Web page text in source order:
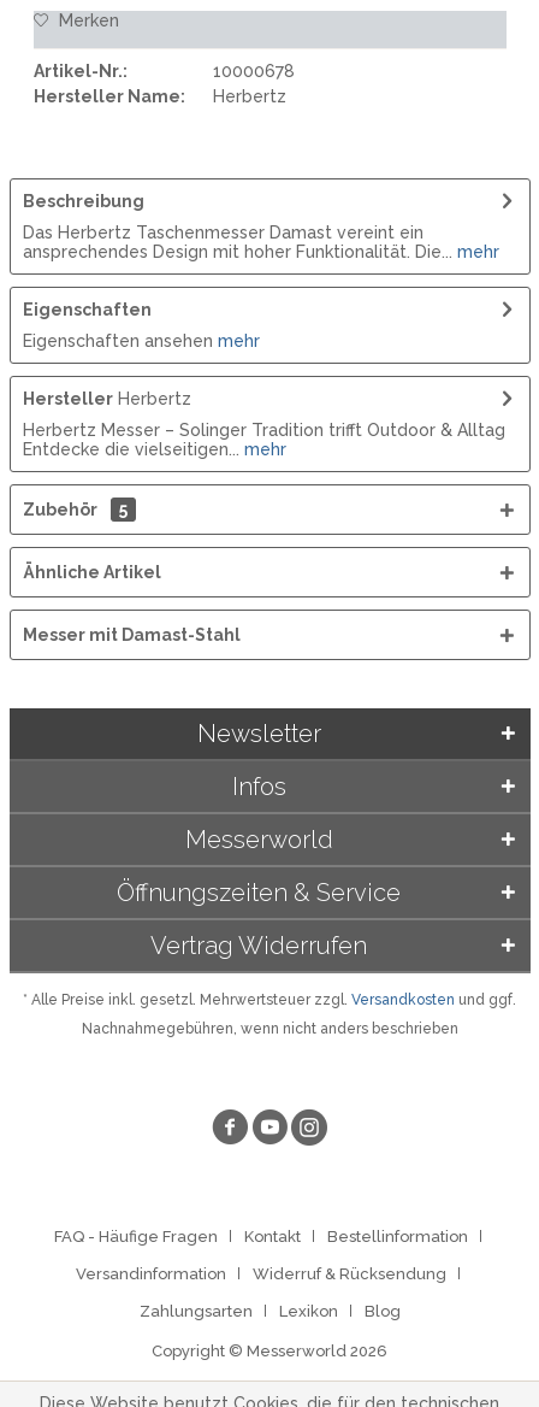
Merken
Artikel-Nr.:
10000678
Hersteller Name:
Herbertz
Beschreibung
Das Herbertz Taschenmesser Damast vereint ein
ansprechendes Design mit hoher Funktionalität. Die...
mehr
Eigenschaften
Eigenschaften ansehen mehr
HerstellerHerbertz
Herbertz Messer – Solinger Tradition trifft Outdoor & Alltag
Entdecke die vielseitigen...
mehr
Zubehör 5
Ähnliche Artikel
Messer mit Damast-Stahl
Öffnungszeiten & Service
Infos
Messerworld
Newsletter
Vertrag Widerrufen
* Alle Preise inkl. gesetzl. Mehrwertsteuer zzgl. Versandkosten und ggf.
Nachnahmegebühren, wenn nicht anders beschrieben
FAQ - Häufige Fragen Kontakt Bestellinformation
Versandinformation Widerruf & Rücksendung
Zahlungsarten Lexikon Blog
Copyright © Messerworld 2026